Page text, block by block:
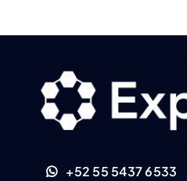
+52 55 5437 6533